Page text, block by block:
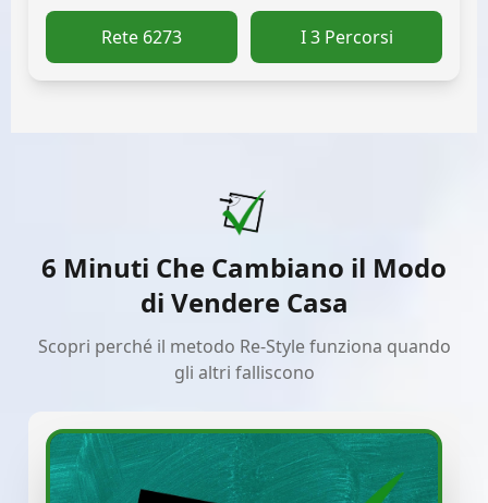
Rete 6273 I 3 Percorsi
6 Minuti Che Cambiano il Modo
di Vendere Casa
Scopri perché il metodo Re-Style funziona quando
gli altri falliscono